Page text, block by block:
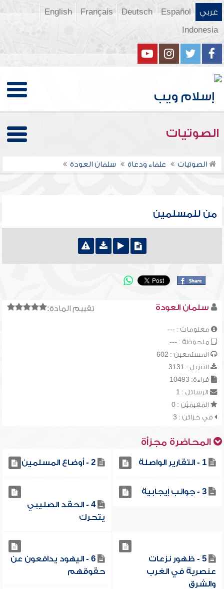
عربي Español
Deutsch
Français
English
Indonesia
الصوتيات
الصوتيات علماء ودعاة سلمان العودة
من للمسلمين
تقييم المادة: سلمان العودة
معلومات : ---
ملحوظة : ---
المستمعين : 602
التنزيل : 3131
قراءة: 10493
الرسائل : 1
المقيميّن : 0
في خزائن : 3
المحاضرة مجزأة
1 - التقارير الواصلة 2 - أوضاع المسلمين
3 - جوانب إيجابية
4 - الحقد الصليبي
يتحرك
5 - ظهور نزعات
عنصرية في الغرب
والشرق
6 - اليهود يدافعون عن
حقوقهم